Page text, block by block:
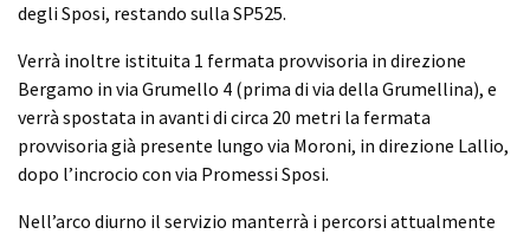
degli Sposi, restando sulla SP525.
Verrà inoltre istituita 1 fermata provvisoria in direzione
Bergamo in via Grumello 4 (prima di via della Grumellina), e
verrà spostata in avanti di circa 20 metri la fermata
provvisoria già presente lungo via Moroni, in direzione Lallio,
dopo l’incrocio con via Promessi Sposi.
Nell’arco diurno il servizio manterrà i percorsi attualmente